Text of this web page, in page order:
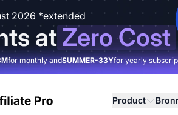
2026 *extended
atZero Cost
for monthly andSUMMER-33Yfor yearly
Product